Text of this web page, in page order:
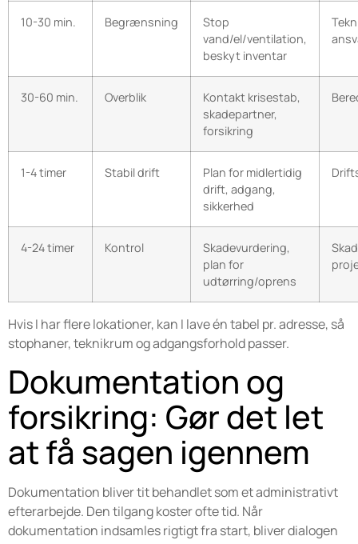
10-30 min. Begrænsning
Stop
vand/el/ventilation,
beskyt inventar
30-60 min. Overblik
Kontakt krisestab,
skadepartner,
forsikring
1-4 timer Stabil drift
Plan for midlertidig
drift, adgang,
sikkerhed
4-24 timer Kontrol
Skadevurdering,
plan for
udtørring/oprens
Hvis I har flere lokationer, kan I lave én tabel pr. adresse, så
stophaner, teknikrum og adgangsforhold passer.
Dokumentation og
forsikring: Gør det let
at få sagen igennem
Dokumentation bliver tit behandlet som et administrativt
efterarbejde. Den tilgang koster ofte tid. Når
dokumentation indsamles rigtigt fra start, bliver dialogen